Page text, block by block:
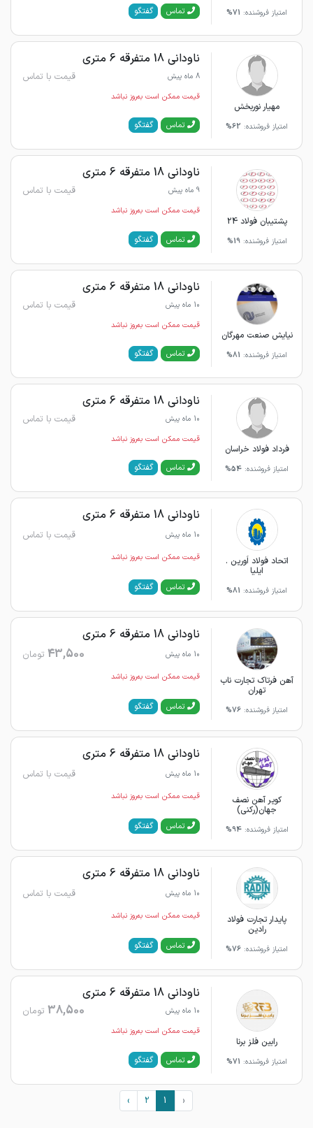
امتیاز فروشنده: 71% تماس گفتگو
مهیار نوربخش
امتیاز فروشنده: 62%
ناودانی 18 متفرقه 6 متری
8 ماه پیش قیمت با تماس
قیمت ممکن است به‌روز نباشد
تماس گفتگو
پشتیبان فولاد 24
امتیاز فروشنده:19%
ناودانی 18 متفرقه 6 متری
9 ماه پیش قیمت با تماس
قیمت ممکن است به‌روز نباشد
تماس گفتگو
نیایش صنعت مهرگان
امتیاز فروشنده: 81%
ناودانی 18 متفرقه 6 متری
10 ماه پیش قیمت با تماس
قیمت ممکن است به‌روز نباشد
تماس گفتگو
فرداد فولاد خراسان
امتیاز فروشنده: 54%
ناودانی 18 متفرقه 6 متری
10 ماه پیش قیمت با تماس
قیمت ممکن است به‌روز نباشد
تماس گفتگو
اتحاد فولاد اَورین .
ایلیا
امتیاز فروشنده: 81%
ناودانی 18 متفرقه 6 متری
10 ماه پیش قیمت با تماس
قیمت ممکن است به‌روز نباشد
تماس گفتگو
آهن فرتاک تجارت ناب
تهران
امتیاز فروشنده: 76%
ناودانی 18 متفرقه 6 متری
10 ماه پیش 43,500 تومان
قیمت ممکن است به‌روز نباشد
تماس گفتگو
کویر آهن نصف
جهان(رکنی)
امتیاز فروشنده:94%
ناودانی 18 متفرقه 6 متری
10 ماه پیش قیمت با تماس
قیمت ممکن است به‌روز نباشد
تماس گفتگو
پایدار تجارت فولاد
رادین
امتیاز فروشنده: 76%
ناودانی 18 متفرقه 6 متری
10 ماه پیش قیمت با تماس
قیمت ممکن است به‌روز نباشد
تماس گفتگو
رابین فلز برنا
امتیاز فروشنده: 71%
ناودانی 18 متفرقه 6 متری
10 ماه پیش 38,500 تومان
قیمت ممکن است به‌روز نباشد
تماس گفتگو
‹
1
2
›